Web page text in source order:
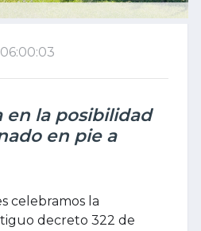
en la posibilidad
en pie a
celebramos la
decreto 322 de